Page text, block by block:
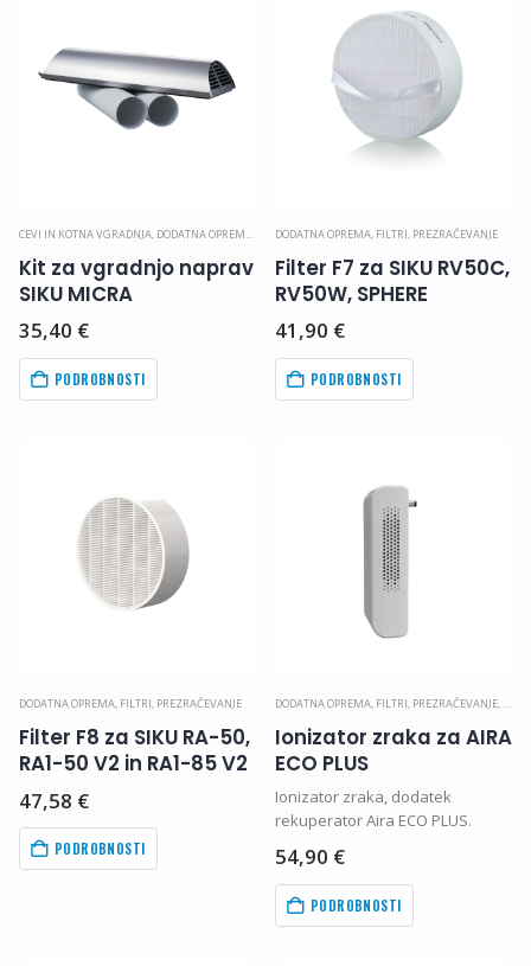
CEVI IN KOTNA VGRADNJA, DODATNA OPREMA , PREZRAČEVANJE
Kit za vgradnjo naprav
SIKU MICRA
35,40 €
PODROBNOSTI
DODATNA OPREMA, FILTRI, PREZRAČEVANJE
Filter F7 za SIKU RV50C,
RV50W, SPHERE
41,90 €
PODROBNOSTI
DODATNA OPREMA, FILTRI, PREZRAČEVANJE
Filter F8 za SIKU RA-50,
RA1-50 V2 in RA1-85 V2
47,58 €
PODROBNOSTI
DODATNA OPREMA, FILTRI, PREZRAČEVANJE,
Ionizator zraka za AIRA
ECO PLUS
Ionizator zraka, dodatek
rekuperator Aira ECO PLUS.
54,90 €
PODROBNOSTI